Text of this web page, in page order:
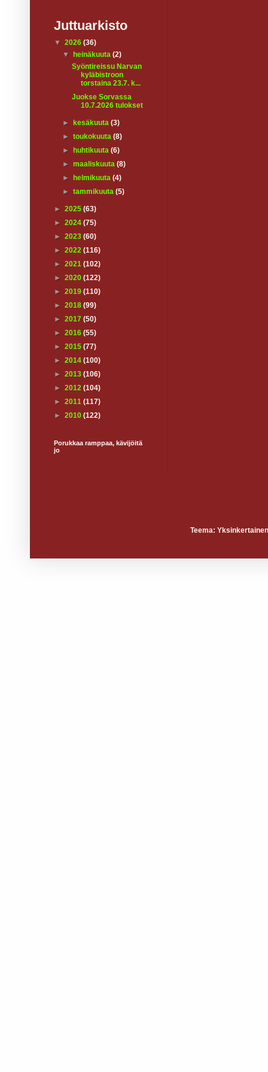
Juttuarkisto
▼ 2026 (36)
▼
heinäkuuta(2)
Syöntireissu Narvan
kyläbistroon
torstaina 23.7. k...
Juokse Sorvassa
10.7.2026 tulokset
► kesäkuuta(3)
►toukokuuta(8)
►
huhtikuuta(6)
►maaliskuuta(8)
►
helmikuuta(4)
►tammikuuta(5)
► 2025 (63)
► 2024 (75)
► 2023 (60)
► 2022 (116)
► 2021 (102)
► 2020 (122)
► 2019 (110)
► 2018 (99)
► 2017 (50)
► 2016 (55)
► 2015 (77)
► 2014 (100)
► 2013 (106)
► 2012 (104)
► 2011 (117)
► 2010 (122)
Porukkaa ramppaa, kävijöitä
jo
Teema: